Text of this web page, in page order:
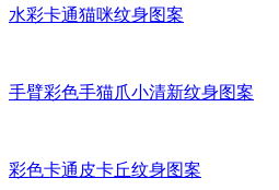
水彩卡通猫咪纹身图案